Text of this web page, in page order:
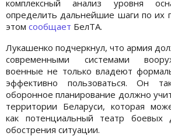
комплексный анализ уровня
определить дальнейшие шаги по их
этом сообщает БелТА.
Лукашенко подчеркнул, что армия
современными системами
военные не только владеют
эффективно пользоваться. Он
оборонное планирование должно
территории Беларуси, которая
как потенциальный театр боевых
обострения ситуации.